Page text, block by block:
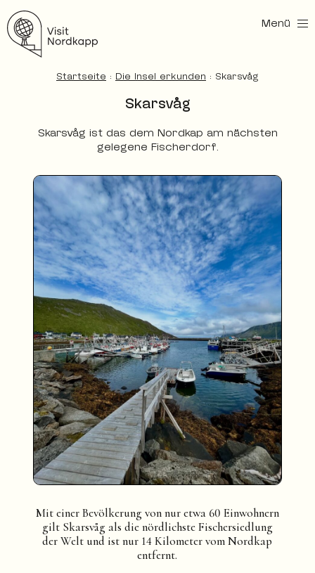
Menü
Startseite : Die Insel erkunden : Skarsvåg
Skarsvåg
Skarsvåg ist das dem Nordkap am nächsten
gelegene Fischerdorf.
Mit einer Bevölkerung von nur etwa 60 Einwohnern
gilt Skarsvåg als die nördlichste Fischersiedlung
der Welt und ist nur 14 Kilometer vom Nordkap
entfernt.